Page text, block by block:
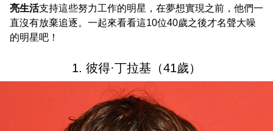
亮生活支持這些努力工作的明星，在夢想實現之前，他們一
直沒有放棄追逐。一起來看看這10位40歲之後才名聲大噪
的明星吧！
1. 彼得·丁拉基（41歲）